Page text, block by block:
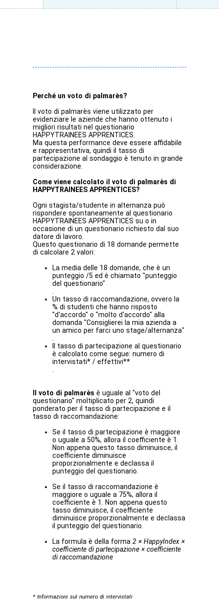
Perché un voto di palmarès?
Il voto di palmarès viene utilizzato per
evidenziare le aziende che hanno ottenuto i
migliori risultati nel questionario
HAPPYTRAINEES APPRENTICES.
Ma questa performance deve essere affidabile
e rappresentativa, quindi il tasso di
partecipazione al sondaggio è tenuto in grande
considerazione.
Come viene calcolato il voto di palmarès di
HAPPYTRAINEES APPRENTICES?
Ogni stagista/studente in alternanza può
rispondere spontaneamente al questionario
HAPPYTRAINEES APPRENTICES su o in
occasione di un questionario richiesto dal suo
datore di lavoro.
Questo questionario di 18 domande permette
di calcolare 2 valori:
La media delle 18 domande, che è un
punteggio /5 ed è chiamato "punteggio
del questionario"
.
Un tasso di raccomandazione, ovvero la
% di studenti che hanno risposto
"d'accordo" o "molto d'accordo" alla
domanda "Consiglierei la mia azienda a
un amico per farci uno stage/alternanza"
.
Il tasso di partecipazione al questionario
è calcolato come segue: numero di
intervistati* / effettivi**
.
Il voto di palmarès è uguale al "voto del
questionario" moltiplicato per 2, quindi
ponderato per il tasso di partecipazione e il
tasso di raccomandazione:
Se il tasso di partecipazione è maggiore
o uguale a 50%, allora il coefficiente è 1.
Non appena questo tasso diminuisce, il
coefficiente diminuisce
proporzionalmente e declassa il
punteggio del questionario.
Se il tasso di raccomandazione è
maggiore o uguale a 75%, allora il
coefficiente è 1. Non appena questo
tasso diminuisce, il coefficiente
diminuisce proporzionalmente e declassa
il punteggio del questionario.
La formula è della forma2 × HappyIndex ×
coefficiente di partecipazione × coefficiente
di raccomandazione
* Informazioni sul numero di intervistati